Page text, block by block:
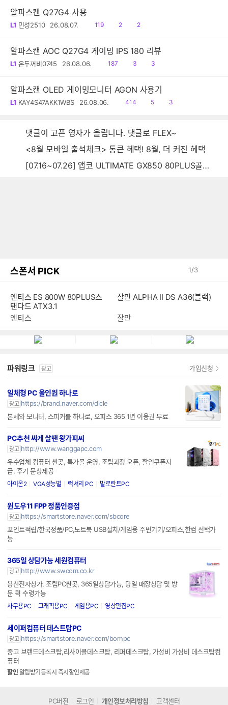
알파스캔 Q27G4 사용
L1 민성2510 26.08.07.
읽
119
공
2
댓
2
알파스캔 AOC Q27G4 게이밍 IPS 180 리뷰
L1 은두꺼비0745 26.08.06.
읽
187
공
3
댓
3
알파스캔 OLED 게이밍모니터 AGON 사용기
L1 KAY4S47AKK1WBS 26.08.06.
읽
414
공
5
댓
3
댓글이 고픈 영자가 올립니다. 댓글로 FLEX~
<8월 모바일 출석체크> 통큰 혜택! 8월, 더 커진 혜택
[07.16~07.26] 앱코 ULTIMATE GX850 80PLUS골드 풀모듈러 ATX3.0 블랙
스폰서 PICK 1/3
엔티스 ES 800W 80PLUS스
탠다드 ATX3.1
엔티스
잘만 ALPHA II DS A36(블랙)
잘만
파워링크 광고 가입신청
일체형 PC 올인원 하나로
광고 https://brand.naver.com/dicle
본체와 모니터, 스피커를 하나로, 오피스 365 1년 이용권 무료
PC추천 싸게 살땐 왕가피씨
광고 http://www.wanggapc.com
우수업체 컴퓨터 싼곳, 특가몰 운영, 조립과정 오픈, 할인쿠폰지
급, 후기 문상제공
아이온2 VGA성능별 럭셔리 PC 발로란트PC
윈도우11 FPP 정품인증점
광고 https://smartstore.naver.com/sbcore
포인트적립/한국정품/PC,노트북 USB설치/게임용 주변기기/오피스,한컴 선택가
능
365일 상담가능 세원컴퓨터
광고 http://www.swcom.co.kr
용산전자상가, 조립PC싼곳, 365일상담가능, 당일 매장상담 및 방
문 퀵 수령가능
사무용PC 그래픽용PC 게임용PC 영상편집PC
세이퍼컴퓨터 데스트탑PC
광고 https://smartstore.naver.com/bornpc
중고 브랜드데스크탑,리사이클데스크탑, 리퍼데스크탑, 가성비 가심비 데스크탑컴
퓨터
할인 알림받기등록시 즉시할인제공
PC버전 로그인 개인정보처리방침 고객센터